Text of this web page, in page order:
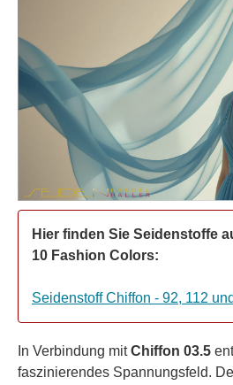
Hier finden Sie Seidenstoffe
10 Fashion Colors:
Seidenstoff Chiffon - 92, 112
In Verbindung mitChiffon 03.5
faszinierendes Spannungsfeld.